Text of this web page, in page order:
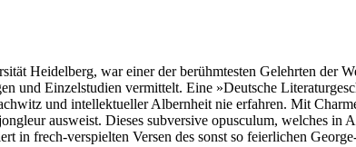
Heidelberg, war einer der berühmtesten Gelehrten der
und Einzelstudien vermittelt. Eine »Deutsche
und intellektueller Albernheit nie erfahren. Mit
ausweist. Dieses subversive opusculum, welches
in frech-verspielten Versen des sonst so feierlichen